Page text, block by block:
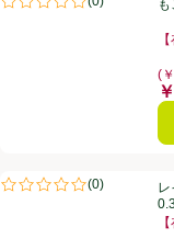
評価は0件のレビューで
(
レイメイ藤井 先生おす
(0)
評価は0件のレビューでレ